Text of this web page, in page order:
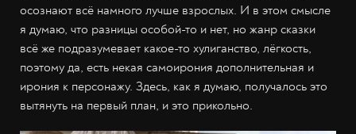
осознают всё намного лучше взрослых. И в этом смысле
я думаю, что разницы особой-то и нет, но жанр сказки
всё же подразумевает какое-то хулиганство, лёгкость,
поэтому да, есть некая самоирония дополнительная и
ирония к персонажу. Здесь, как я думаю, получалось это
вытянуть на первый план, и это прикольно.